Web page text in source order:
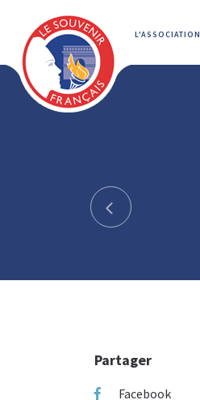
L'ASSOCIATION
Partager
Facebook